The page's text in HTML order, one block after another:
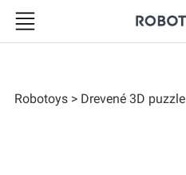
Robotoys
Robotoys Drevené 3D puzzle